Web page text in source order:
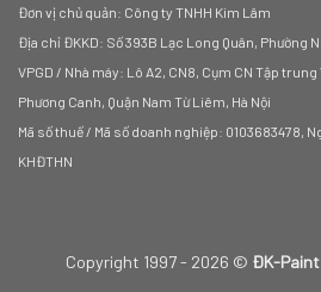
Đơn vị chủ quản: Công ty TNHH Kim Lâm
Địa chỉ ĐKKD: Số 393B Lạc Long Quân, Phường
VPGD / Nhà máy: Lô A2, CN8, Cụm CN Tập
Phương Canh, Quận Nam Từ Liêm, Hà Nội
Mã số thuế / Mã số doanh nghiệp: 0103683478,
KHĐTHN
Copyright 1997 - 2026 © ĐK-Paint